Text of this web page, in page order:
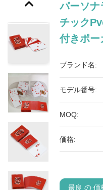
パーソナ
チック
付きポー
ブランド名:
モデル番号:
MOQ:
価格:
最良 の 価